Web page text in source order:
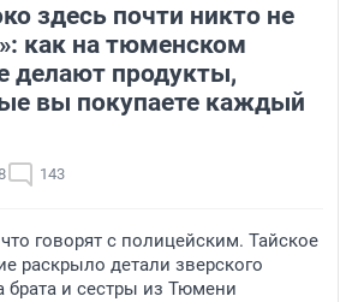
здесь почти никто не
как на тюменском
делают продукты,
вы покупаете каждый
143
говорят с полицейским. Тайское
раскрыло детали зверского
брата и сестры из Тюмени